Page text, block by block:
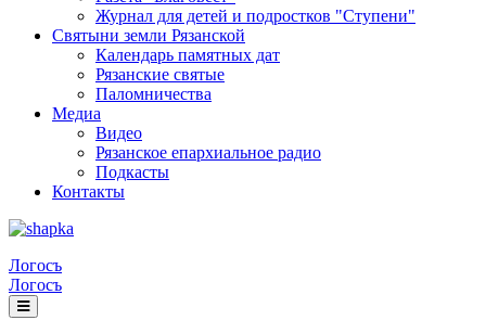
Журнал для детей и подростков "Ступени"
Святыни земли Рязанской
Календарь памятных дат
Рязанские святые
Паломничества
Медиа
Видео
Рязанское епархиальное радио
Подкасты
Контакты
Логосъ
Логосъ